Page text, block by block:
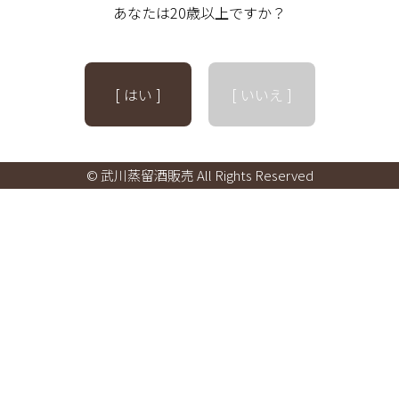
あなたは20歳以上ですか？
[ はい ] [ いいえ ]
© 武川蒸留酒販売 All Rights Reserved